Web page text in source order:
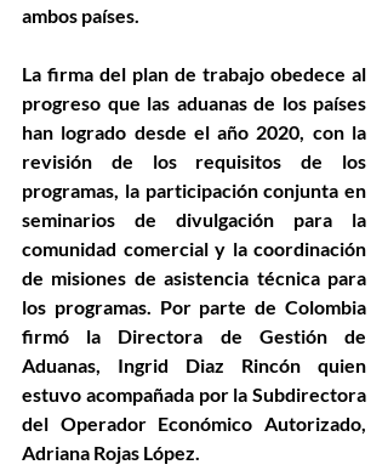
ambos países.
La firma del plan de trabajo obedece al
progreso que las aduanas de los países
han logrado desde el año 2020, con la
revisión de los requisitos de los
programas, la participación conjunta en
seminarios de divulgación para la
comunidad comercial y la coordinación
de misiones de asistencia técnica para
los programas. Por parte de Colombia
firmó la Directora de Gestión de
Aduanas, Ingrid Diaz Rincón quien
estuvo acompañada por la Subdirectora
del Operador Económico Autorizado,
Adriana Rojas López.